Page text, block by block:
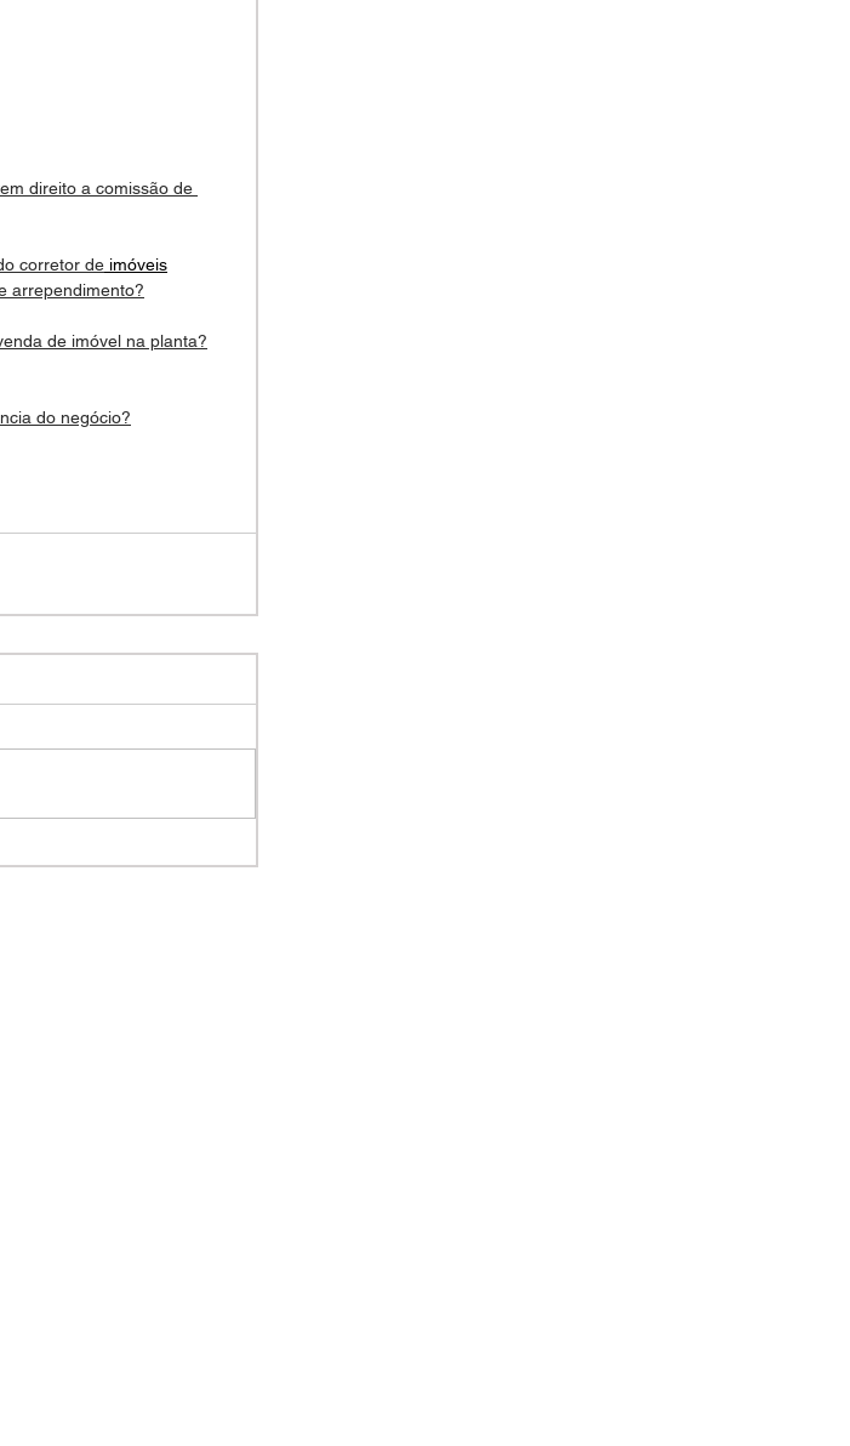
direito a comissão de
corretor de imóveis
arrependimento?
de imóvel na planta?
do negócio?